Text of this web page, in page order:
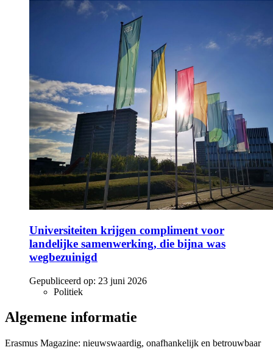
Universiteiten krijgen compliment voor
landelijke samenwerking, die bijna was
wegbezuinigd
Gepubliceerd op: 23 juni 2026
Politiek
Algemene informatie
Erasmus Magazine: nieuwswaardig, onafhankelijk en betrouwbaar